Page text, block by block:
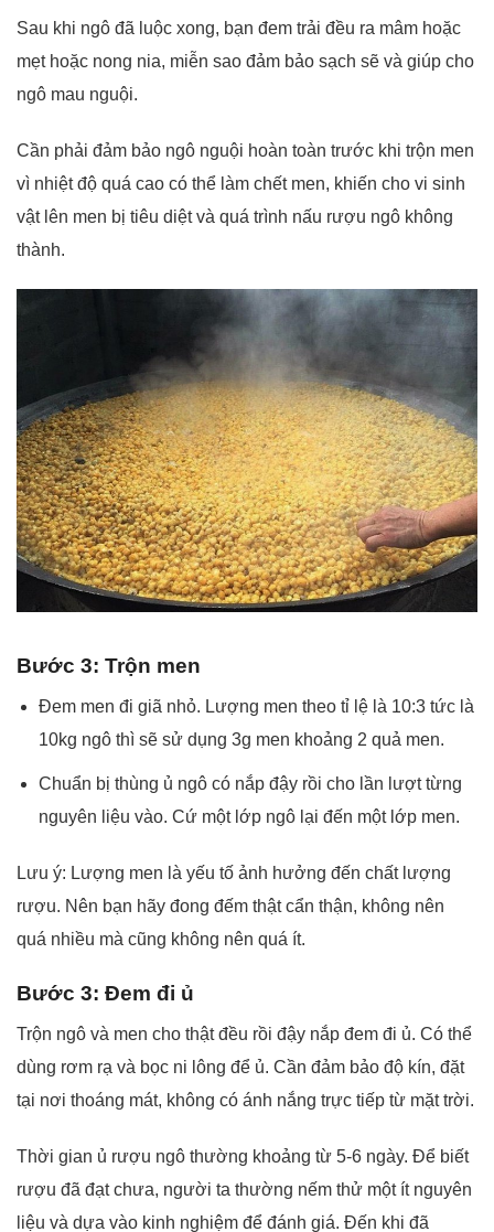
Sau khi ngô đã luộc xong, bạn đem trải đều ra mâm hoặc
mẹt hoặc nong nia, miễn sao đảm bảo sạch sẽ và giúp cho
ngô mau nguội.
Cần phải đảm bảo ngô nguội hoàn toàn trước khi trộn men
vì nhiệt độ quá cao có thể làm chết men, khiến cho vi sinh
vật lên men bị tiêu diệt và quá trình nấu rượu ngô không
thành.
Bước 3: Trộn men
Đem men đi giã nhỏ. Lượng men theo tỉ lệ là 10:3 tức là
10kg ngô thì sẽ sử dụng 3g men khoảng 2 quả men.
Chuẩn bị thùng ủ ngô có nắp đậy rồi cho lần lượt từng
nguyên liệu vào. Cứ một lớp ngô lại đến một lớp men.
Lưu ý: Lượng men là yếu tố ảnh hưởng đến chất lượng
rượu. Nên bạn hãy đong đếm thật cẩn thận, không nên
quá nhiều mà cũng không nên quá ít.
Bước 3: Đem đi ủ
Trộn ngô và men cho thật đều rồi đậy nắp đem đi ủ. Có thể
dùng rơm rạ và bọc ni lông để ủ. Cần đảm bảo độ kín, đặt
tại nơi thoáng mát, không có ánh nắng trực tiếp từ mặt trời.
Thời gian ủ rượu ngô thường khoảng từ 5-6 ngày. Để biết
rượu đã đạt chưa, người ta thường nếm thử một ít nguyên
liệu và dựa vào kinh nghiệm để đánh giá. Đến khi đã